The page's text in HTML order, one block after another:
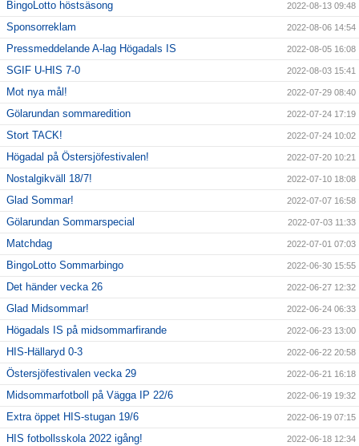
BingoLotto höstsäsong 2022-08-13 09:48
Sponsorreklam 2022-08-06 14:54
Pressmeddelande A-lag Högadals IS 2022-08-05 16:08
SGIF U-HIS 7-0 2022-08-03 15:41
Mot nya mål! 2022-07-29 08:40
Gölarundan sommaredition 2022-07-24 17:19
Stort TACK! 2022-07-24 10:02
Högadal på Östersjöfestivalen! 2022-07-20 10:21
Nostalgikväll 18/7! 2022-07-10 18:08
Glad Sommar! 2022-07-07 16:58
Gölarundan Sommarspecial 2022-07-03 11:33
Matchdag 2022-07-01 07:03
BingoLotto Sommarbingo 2022-06-30 15:55
Det händer vecka 26 2022-06-27 12:32
Glad Midsommar! 2022-06-24 06:33
Högadals IS på midsommarfirande 2022-06-23 13:00
HIS-Hällaryd 0-3 2022-06-22 20:58
Östersjöfestivalen vecka 29 2022-06-21 16:18
Midsommarfotboll på Vägga IP 22/6 2022-06-19 19:32
Extra öppet HIS-stugan 19/6 2022-06-19 07:15
HIS fotbollsskola 2022 igång! 2022-06-18 12:34